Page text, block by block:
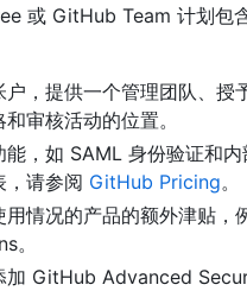
或 GitHub Team 计划包
户，提供一个管理团队、授
审核活动的位置。
能，如 SAML 身份验证和
，请参阅 GitHub Pricing。
用情况的产品的额外津贴，
。
加 GitHub Advanced